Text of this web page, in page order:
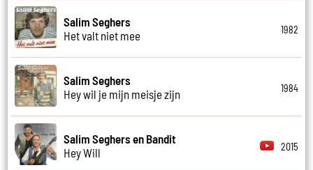
Salim Seghers
Het valt niet mee
1982
Salim Seghers
Hey wil je mijn meisje zijn
1984
Salim Seghers en Bandit
Hey Will
2015